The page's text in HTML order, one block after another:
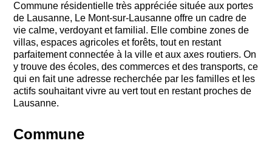
Commune résidentielle très appréciée située aux portes
de Lausanne, Le Mont-sur-Lausanne offre un cadre de
vie calme, verdoyant et familial. Elle combine zones de
villas, espaces agricoles et forêts, tout en restant
parfaitement connectée à la ville et aux axes routiers. On
y trouve des écoles, des commerces et des transports, ce
qui en fait une adresse recherchée par les familles et les
actifs souhaitant vivre au vert tout en restant proches de
Lausanne.
Commune